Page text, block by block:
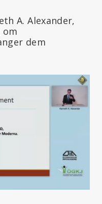
A. Alexander,
dem